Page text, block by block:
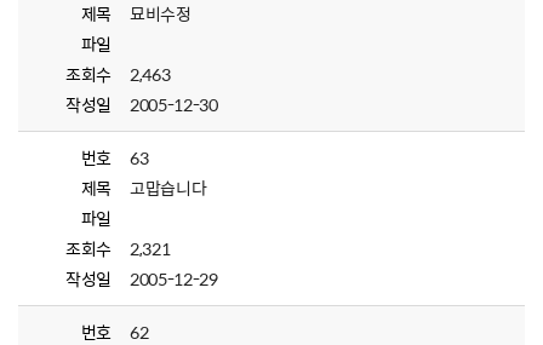
제목
묘비수정
파일
조회수
2,463
작성일
2005-12-30
번호
63
제목
고맙습니다
파일
조회수
2,321
작성일
2005-12-29
번호
62